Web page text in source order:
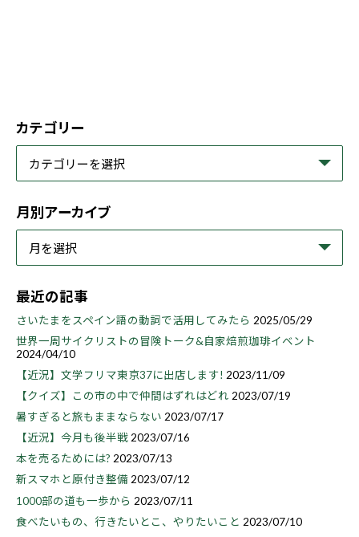
カテゴリー
月別アーカイブ
最近の記事
さいたまをスペイン語の動詞で活用してみたら 2025/05/29
世界一周サイクリストの冒険トーク&自家焙煎珈琲イベント
2024/04/10
【近況】文学フリマ東京37に出店します! 2023/11/09
【クイズ】この市の中で仲間はずれはどれ 2023/07/19
暑すぎると旅もままならない 2023/07/17
【近況】今月も後半戦 2023/07/16
本を売るためには? 2023/07/13
新スマホと原付き整備2023/07/12
1000部の道も一歩から 2023/07/11
食べたいもの、行きたいとこ、やりたいこと 2023/07/10